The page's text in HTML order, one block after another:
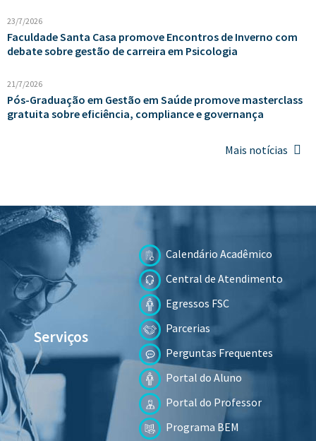
23/7/2026
Faculdade Santa Casa promove Encontros de Inverno com
debate sobre gestão de carreira em Psicologia
21/7/2026
Pós-Graduação em Gestão em Saúde promove masterclass
gratuita sobre eficiência, compliance e governança
Mais notícias
Serviços
Calendário Acadêmico
Central de Atendimento
Egressos FSC
Parcerias
Perguntas Frequentes
Portal do Aluno
Portal do Professor
Programa BEM